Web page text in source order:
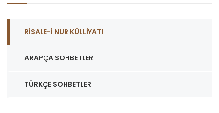
RISALE-I NUR KÜLLIYATI
ARAPÇA SOHBETLER
TÜRKÇE SOHBETLER